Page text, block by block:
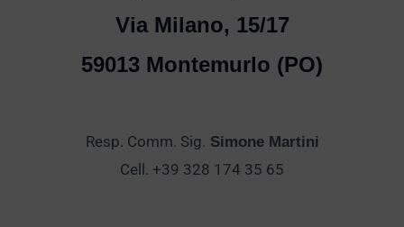
Via Milano, 15/17
59013 Montemurlo (PO)
Resp. Comm. Sig. Simone Martini
Cell. +39 328 174 35 65